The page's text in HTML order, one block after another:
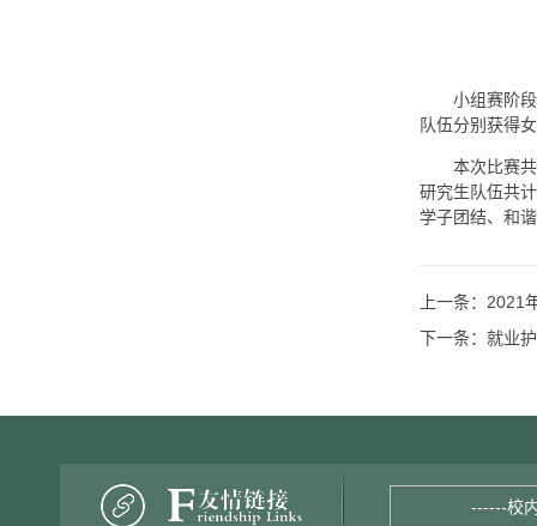
小组赛阶
队伍分别获得
本次比赛
研究生队伍共
学子团结、和
上一条： 2021
下一条： 就业
------校